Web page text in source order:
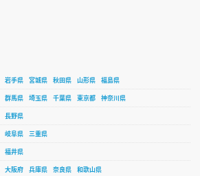
岩手県 宮城県 秋田県 山形県
福島県
群馬県 埼玉県 千葉県 東京都
神奈川県
長野県
岐阜県
三重県
福井県
大阪府 兵庫県 奈良県
和歌山県